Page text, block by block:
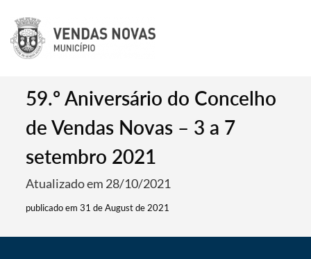
59.º Aniversário do Concelho
de Vendas Novas – 3 a 7
setembro 2021
Atualizado em 28/10/2021
publicado em 31 de August de 2021